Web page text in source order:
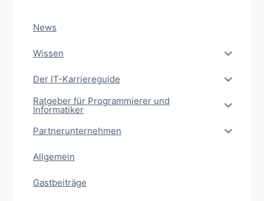
News
Wissen
Der IT-Karriereguide
Ratgeber für Programmierer und
Informatiker
Partnerunternehmen
Allgemein
Gastbeiträge